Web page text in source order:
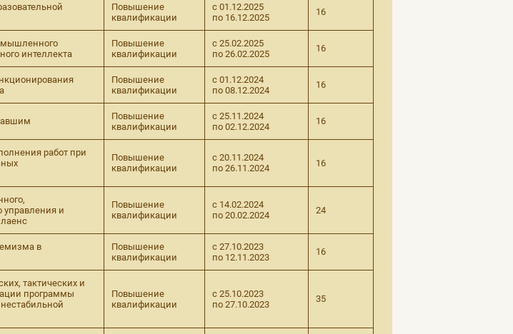
Повышение
квалификации
с 01.12.2025
по 16.12.2025
16
интеллекта
Повышение
квалификации
с 25.02.2025
по 26.02.2025
16
Повышение
квалификации
с 01.12.2024
по 08.12.2024
16
Повышение
квалификации
с 25.11.2024
по 02.12.2024
16
работ при
Повышение
квалификации
с 20.11.2024
по 26.11.2024
16
управления и
Повышение
квалификации
с 14.02.2024
по 20.02.2024
24
в
Повышение
квалификации
с 27.10.2023
по 12.11.2023
16
тактических и
программы
Повышение
квалификации
с 25.10.2023
по 27.10.2023
35